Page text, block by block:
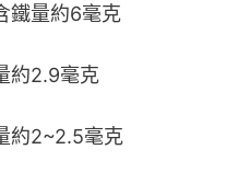
鐵量約6毫克
約2.9毫克
約2~2.5毫克